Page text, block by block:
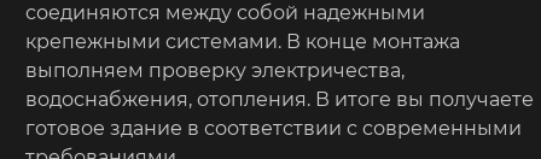
соединяются между собой надежными
крепежными системами. В конце монтажа
выполняем проверку электричества,
водоснабжения, отопления. В итоге вы получаете
готовое здание в соответствии с современными